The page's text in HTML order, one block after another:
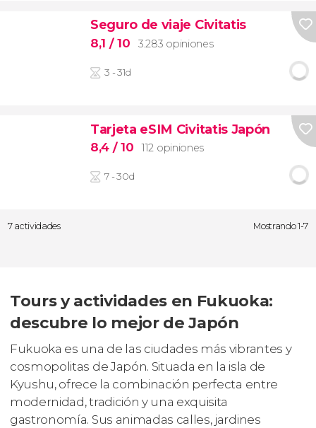
Seguro de viaje Civitatis
8,1 / 10 3.283 opiniones
3 - 31d
Tarjeta eSIM Civitatis Japón
8,4 / 10 112 opiniones
7 - 30d
7 actividades Mostrando 1-7
Tours y actividades en Fukuoka:
descubre lo mejor de Japón
Fukuoka es una de las ciudades más vibrantes y
cosmopolitas de Japón. Situada en la isla de
Kyushu, ofrece la combinación perfecta entre
modernidad, tradición y una exquisita
gastronomía. Sus animadas calles, jardines